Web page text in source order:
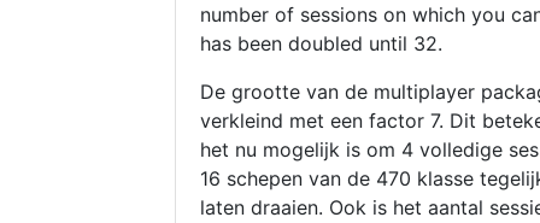
number of sessions on which you
has been doubled until 32.
De grootte van de multiplayer
verkleind met een factor 7. Dit
het nu mogelijk is om 4 volledige
16 schepen van de 470 klasse
laten draaien. Ook is het aantal